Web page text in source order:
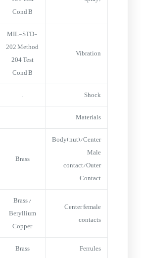
Cond B
Vibration
MIL-STD-
202 Method
204 Test
Cond B
Shock
–
Materials
Body(nut)/Center
Male
contact/Outer
Contact
Brass
Center female
contacts
Brass /
Beryllium
Copper
Ferrules
Brass